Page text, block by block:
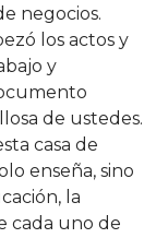
negocios.
los actos y
y
de ustedes.
casa de
enseña, sino
la
cada uno de